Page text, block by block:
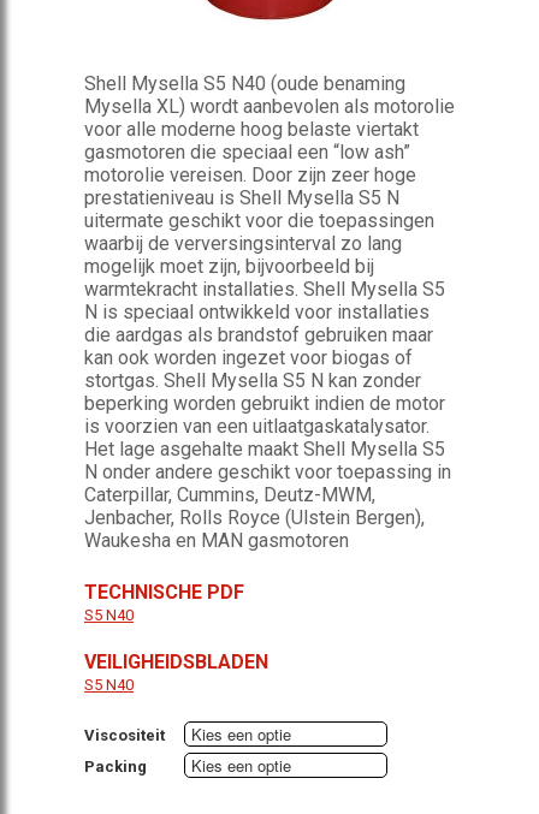
Shell Mysella S5 N40 (oude benaming
Mysella XL) wordt aanbevolen als motorolie
voor alle moderne hoog belaste viertakt
gasmotoren die speciaal een “low ash”
motorolie vereisen. Door zijn zeer hoge
prestatieniveau is Shell Mysella S5 N
uitermate geschikt voor die toepassingen
waarbij de verversingsinterval zo lang
mogelijk moet zijn, bijvoorbeeld bij
warmtekracht installaties. Shell Mysella S5
N is speciaal ontwikkeld voor installaties
die aardgas als brandstof gebruiken maar
kan ook worden ingezet voor biogas of
stortgas. Shell Mysella S5 N kan zonder
beperking worden gebruikt indien de motor
is voorzien van een uitlaatgaskatalysator.
Het lage asgehalte maakt Shell Mysella S5
N onder andere geschikt voor toepassing in
Caterpillar, Cummins, Deutz-MWM,
Jenbacher, Rolls Royce (Ulstein Bergen),
Waukesha en MAN gasmotoren
TECHNISCHE PDF
S5 N40
VEILIGHEIDSBLADEN
S5 N40
Viscositeit
Packing